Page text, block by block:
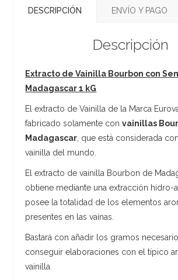
DESCRIPCIÓN ENVÍO Y PAGO
Descripción
Extracto de Vainilla Bourbon con
Madagascar 1 kG
El extracto de Vainilla de la Marca
fabricado solamente convainillas
Madagascar , que está considerada
vainilla del mundo.
El extracto de vainilla Bourbon de
obtiene mediante una extracción hidro-
posee la totalidad de los elementos
presentes en las vainas.
Bastará con añadir los gramos
conseguir elaboraciones con el típico
vainilla.